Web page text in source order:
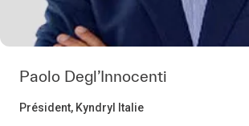
Paolo Degl’Innocenti
Président, Kyndryl Italie